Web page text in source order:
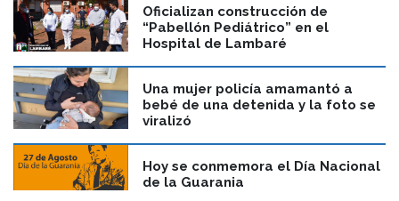
Oficializan construcción de
“Pabellón Pediátrico” en el
Hospital de Lambaré
Una mujer policía amamantó a
bebé de una detenida y la foto se
viralizó
Hoy se conmemora el Día Nacional
de la Guarania